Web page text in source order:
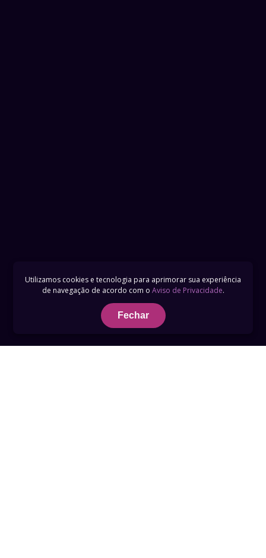
Utilizamos cookies e tecnologia para aprimorar sua experiência
de navegação de acordo com o Aviso de Privacidade.
Fechar